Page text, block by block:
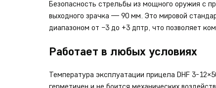
Безопасность стрельбы из мощного оружия с
выходного зрачка — 90 мм. Это мировой
диапазоном от −3 до +3 дптр, что позволяет
Работает в любых условиях
Температура эксплуатации прицела DHF 3-